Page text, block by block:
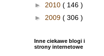
► 2010 ( 146 )
► 2009 ( 306 )
Inne ciekawe blogi i
strony internetowe